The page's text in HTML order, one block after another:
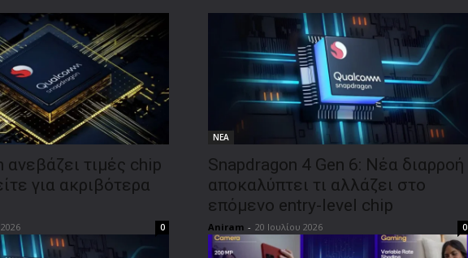
τιμές chip
για ακριβότερα
0
ΝΕΑ
Snapdragon 4 Gen 6: Νέα διαρροή
αποκαλύπτει τι αλλάζει στο
επόμενο entry-level chip
Aniram - 20 Ιουλίου 2026 0